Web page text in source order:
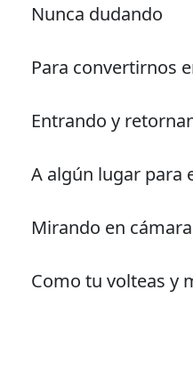
Nunca dudando
Para convertirnos
Entrando y
A algún lugar para
Mirando en
Como tu volteas y